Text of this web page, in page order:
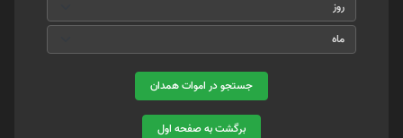
جستجو در اموات همدان
برگشت به صفحه اول